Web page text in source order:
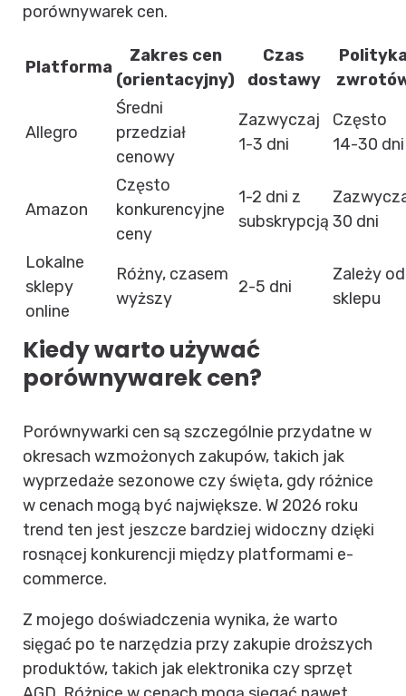
porównywarek cen.
Platforma
Zakres cen
(orientacyjny)
Czas
dostawy
Allegro
Średni
przedział
cenowy
Zazwyczaj
1-3 dni
Często
14-30 dni
Amazon
Często
konkurencyjne
ceny
1-2 dni z
subskrypcją 30 dni
Lokalne
sklepy
online
Różny, czasem
wyższy
2-5 dni
Zależy od
sklepu
Kiedy warto używać
porównywarek cen?
Porównywarki cen są szczególnie przydatne w
okresach wzmożonych zakupów, takich jak
wyprzedaże sezonowe czy święta, gdy różnice
w cenach mogą być największe. W 2026 roku
trend ten jest jeszcze bardziej widoczny dzięki
rosnącej konkurencji między platformami e-
commerce.
Z mojego doświadczenia wynika, że warto
sięgać po te narzędzia przy zakupie droższych
produktów, takich jak elektronika czy sprzęt